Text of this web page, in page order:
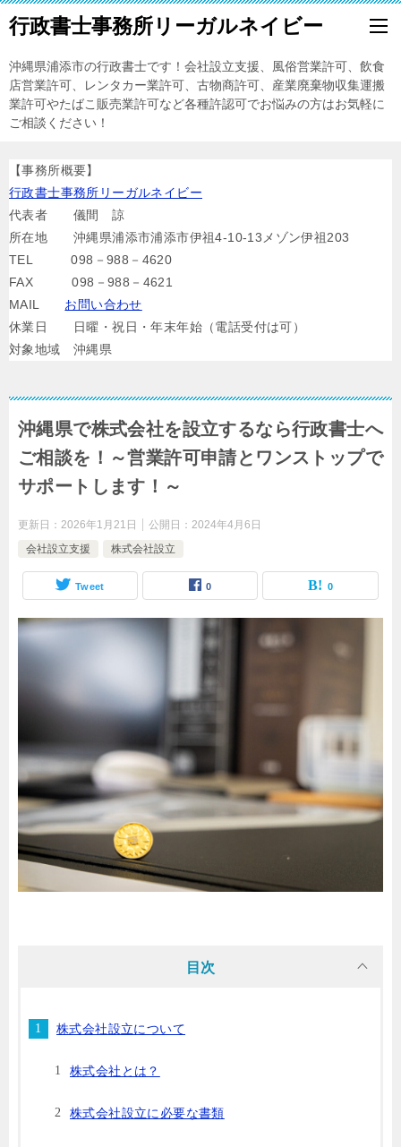
行政書士事務所リーガルネイビー
沖縄県浦添市の行政書士です！会社設立支援、風俗営業許可、飲食
店営業許可、レンタカー業許可、古物商許可、産業廃棄物収集運搬
業許可やたばこ販売業許可など各種許認可でお悩みの方はお気軽に
ご相談ください！
【事務所概要】
行政書士事務所リーガルネイビー
代表者 儀間 諒
所在地 沖縄県浦添市浦添市伊祖4-10-13メゾン伊祖203
TEL 098－988－4620
FAX 098－988－4621
MAIL お問い合わせ
休業日 日曜・祝日・年末年始（電話受付は可）
対象地域 沖縄県
沖縄県で株式会社を設立するなら行政書士へ
ご相談を！～営業許可申請とワンストップで
サポートします！～
更新日： 2026年1月21日 公開日： 2024年4月6日
会社設立支援
株式会社設立
Tweet 0 0
目次
株式会社設立について
株式会社とは？
株式会社設立に必要な書類